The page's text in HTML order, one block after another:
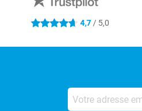
4.7 étoiles 4,7 / 5,0